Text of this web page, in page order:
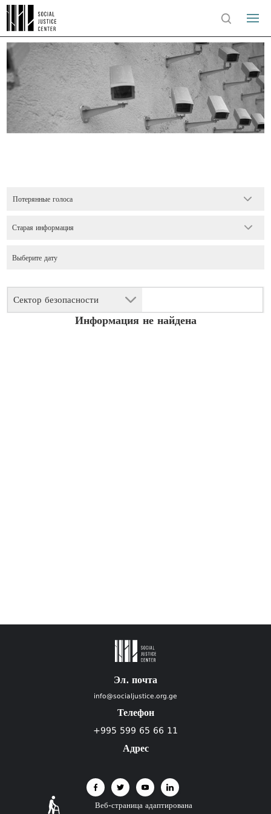
Потерянные голоса
Сектор безопасности
Старая информация
Информация не найдена
Эл. почта
info@socialjustice.org.ge
Телефон
+995 599 65 66 11
Адрес
Веб-страница адаптирована